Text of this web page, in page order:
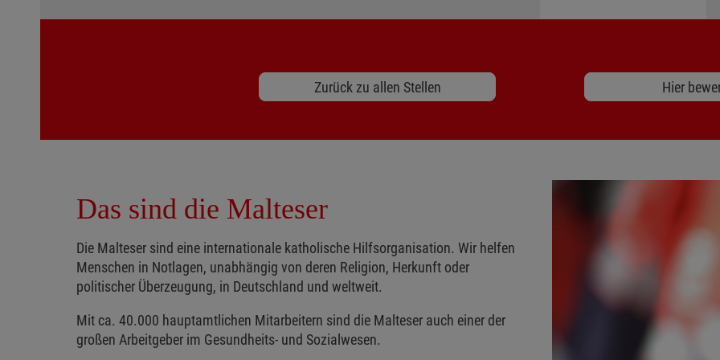
Zurück zu allen Stellen Hier
Das sind die Malteser
Die Malteser sind eine internationale katholische Hilfsorganisation. Wir helfen
Menschen in Notlagen, unabhängig von deren Religion, Herkunft oder
politischer Überzeugung, in Deutschland und weltweit.
Mit ca. 40.000 hauptamtlichen Mitarbeitern sind die Malteser auch einer der
großen Arbeitgeber im Gesundheits- und Sozialwesen.